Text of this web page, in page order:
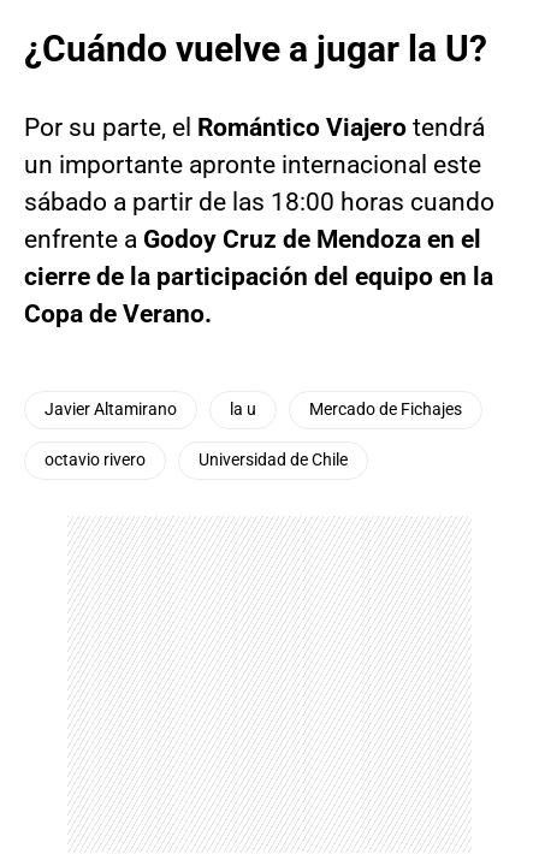
¿Cuándo vuelve a jugar la U?
Por su parte, el Romántico Viajero tendrá
un importante apronte internacional este
sábado a partir de las 18:00 horas cuando
enfrente a Godoy Cruz de Mendoza en el
cierre de la participación del equipo en la
Copa de Verano.
Javier Altamirano la u Mercado de Fichajes
octavio rivero Universidad de Chile